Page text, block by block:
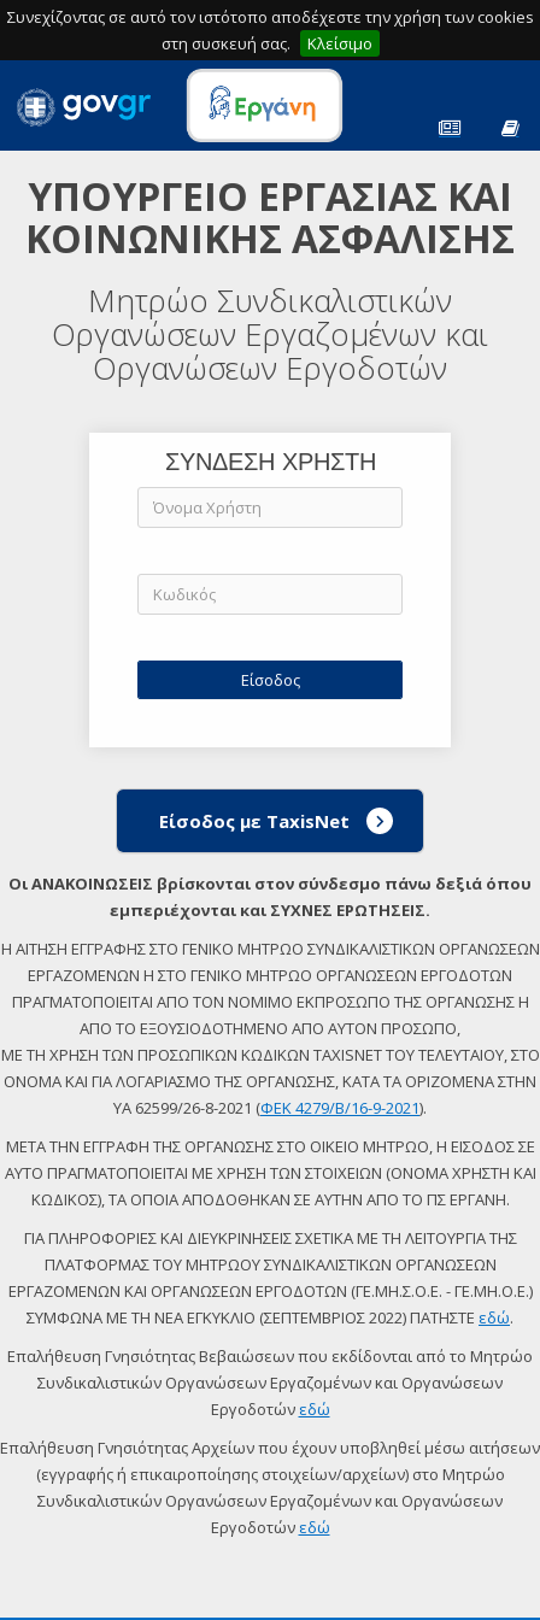
Συνεχίζοντας σε αυτό τον ιστότοπο αποδέχεστε την χρήση των cookies
στη συσκευή σας.
Κλείσιμο
ΥΠΟΥΡΓΕΙΟ ΕΡΓΑΣΙΑΣ ΚΑΙ
ΚΟΙΝΩΝΙΚΗΣ ΑΣΦΑΛΙΣΗΣ
Μητρώο Συνδικαλιστικών
Οργανώσεων Εργαζομένων και
Οργανώσεων Εργοδοτών
ΣΥΝΔΕΣΗ ΧΡΗΣΤΗ
Είσοδος με TaxisNet
Οι ΑΝΑΚΟΙΝΩΣΕΙΣ βρίσκονται στον σύνδεσμο πάνω δεξιά όπου
εμπεριέχονται και ΣΥΧΝΕΣ ΕΡΩΤΗΣΕΙΣ.
Η ΑΙΤΗΣΗ ΕΓΓΡΑΦΗΣ ΣΤΟ ΓΕΝΙΚΟ ΜΗΤΡΩΟ ΣΥΝΔΙΚΑΛΙΣΤΙΚΩΝ ΟΡΓΑΝΩΣΕΩΝ
ΕΡΓΑΖΟΜΕΝΩΝ Η ΣΤΟ ΓΕΝΙΚΟ ΜΗΤΡΩΟ ΟΡΓΑΝΩΣΕΩΝ ΕΡΓΟΔΟΤΩΝ
ΠΡΑΓΜΑΤΟΠΟΙΕΙΤΑΙ ΑΠΟ ΤΟΝ ΝΟΜΙΜΟ ΕΚΠΡΟΣΩΠΟ ΤΗΣ ΟΡΓΑΝΩΣΗΣ Η
ΑΠΟ ΤΟ ΕΞΟΥΣΙΟΔΟΤΗΜΕΝΟ ΑΠΟ ΑΥΤΟΝ ΠΡΟΣΩΠΟ,
ΜΕ ΤΗ ΧΡΗΣΗ ΤΩΝ ΠΡΟΣΩΠΙΚΩΝ ΚΩΔΙΚΩΝ TAXISNET ΤΟΥ ΤΕΛΕΥΤΑΙΟΥ, ΣΤΟ
ΟΝΟΜΑ ΚΑΙ ΓΙΑ ΛΟΓΑΡΙΑΣΜΟ ΤΗΣ ΟΡΓΑΝΩΣΗΣ, ΚΑΤΑ ΤΑ ΟΡΙΖΟΜΕΝΑ ΣΤΗΝ
ΥΑ 62599/26-8-2021 (ΦΕΚ 4279/Β/16-9-2021).
ΜΕΤΑ ΤΗΝ ΕΓΓΡΑΦΗ ΤΗΣ ΟΡΓΑΝΩΣΗΣ ΣΤΟ ΟΙΚΕΙΟ ΜΗΤΡΩΟ, Η ΕΙΣΟΔΟΣ ΣΕ
ΑΥΤΟ ΠΡΑΓΜΑΤΟΠΟΙΕΙΤΑΙ ΜΕ ΧΡΗΣΗ ΤΩΝ ΣΤΟΙΧΕΙΩΝ (ΟΝΟΜΑ ΧΡΗΣΤΗ ΚΑΙ
ΚΩΔΙΚΟΣ), ΤΑ ΟΠΟΙΑ ΑΠΟΔΟΘΗΚΑΝ ΣΕ ΑΥΤΗΝ ΑΠΟ ΤΟ ΠΣ ΕΡΓΑΝΗ.
ΓΙΑ ΠΛΗΡΟΦΟΡΙΕΣ ΚΑΙ ΔΙΕΥΚΡΙΝΗΣΕΙΣ ΣΧΕΤΙΚΑ ΜΕ ΤΗ ΛΕΙΤΟΥΡΓΙΑ ΤΗΣ
ΠΛΑΤΦΟΡΜΑΣ ΤΟΥ ΜΗΤΡΩΟΥ ΣΥΝΔΙΚΑΛΙΣΤΙΚΩΝ ΟΡΓΑΝΩΣΕΩΝ
ΕΡΓΑΖΟΜΕΝΩΝ ΚΑΙ ΟΡΓΑΝΩΣΕΩΝ ΕΡΓΟΔΟΤΩΝ (ΓΕ.ΜΗ.Σ.Ο.Ε. - ΓΕ.ΜΗ.Ο.Ε.)
ΣΥΜΦΩΝΑ ΜΕ ΤΗ ΝΕΑ ΕΓΚΥΚΛΙΟ (ΣΕΠΤΕΜΒΡΙΟΣ 2022) ΠΑΤΗΣΤΕ εδώ.
Επαλήθευση Γνησιότητας Βεβαιώσεων που εκδίδονται από το Μητρώο
Συνδικαλιστικών Οργανώσεων Εργαζομένων και Οργανώσεων
Εργοδοτών εδώ
Επαλήθευση Γνησιότητας Αρχείων που έχουν υποβληθεί μέσω αιτήσεων
(εγγραφής ή επικαιροποίησης στοιχείων/αρχείων) στο Μητρώο
Συνδικαλιστικών Οργανώσεων Εργαζομένων και Οργανώσεων
Εργοδοτών εδώ